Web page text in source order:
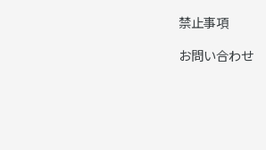
禁止事項
お問い合わせ